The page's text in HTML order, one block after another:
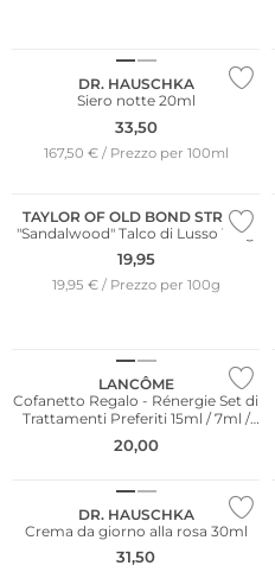
DR. HAUSCHKA
Siero notte 20ml
33,50
167,50 € / Prezzo per 100ml
TAYLOR OF OLD BOND STREET
"Sandalwood" Talco di Lusso 100g
19,95
19,95 € / Prezzo per 100g
LANCÔME
Cofanetto Regalo - Rénergie Set di
Trattamenti Preferiti 15ml / 7ml /
5ml
20,00
Più venduto
DR. HAUSCHKA
Crema da giorno alla rosa 30ml
31,50